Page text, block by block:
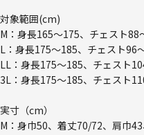
対象範囲(cm)
M：身長165～175、チェスト88
L：身長175～185、チェスト96
LL：身長175～185、チェスト
3L：身長175～185、チェスト
実寸（cm）
M：身巾50、着丈70/72、肩巾